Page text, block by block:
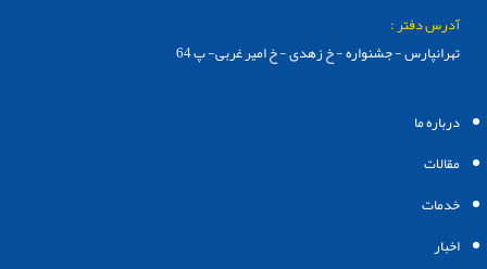
آدرس دفتر :
تهرانپارس - جشنواره - خ زهدی - خ امیر غربی- پ 64
درباره ما
مقالات
خدمات
اخبار